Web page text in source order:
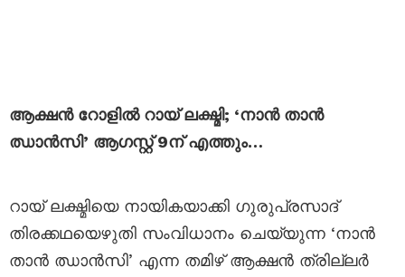
ആക്ഷൻ റോളിൽ റായ് ലക്ഷ്മി; ‘നാൻ താൻ
ഝാൻസി’ ആഗസ്റ്റ് 9ന് എത്തും…
റായ് ലക്ഷ്മിയെ നായികയാക്കി ഗുരുപ്രസാദ്
തിരക്കഥയെഴുതി സംവിധാനം ചെയ്യുന്ന ‘നാൻ
താൻ ഝാൻസി’ എന്ന തമിഴ് ആക്ഷൻ ത്രില്ലർ